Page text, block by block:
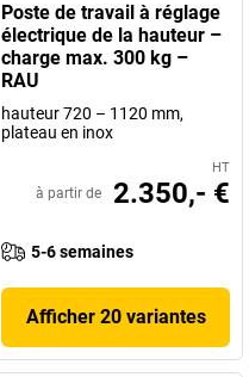
Poste de travail à réglage
électrique de la hauteur –
charge max. 300 kg –
RAU
hauteur 720 – 1120 mm,
plateau en inox
HT
à partir de 2.350,- €
5-6 semaines
Afficher 20 variantes